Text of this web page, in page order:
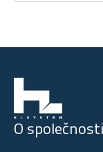
O společnosti